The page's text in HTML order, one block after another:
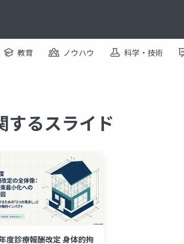
教育 ノウハウ 科学・技術
するスライド
度診療報酬改定 身体的拘